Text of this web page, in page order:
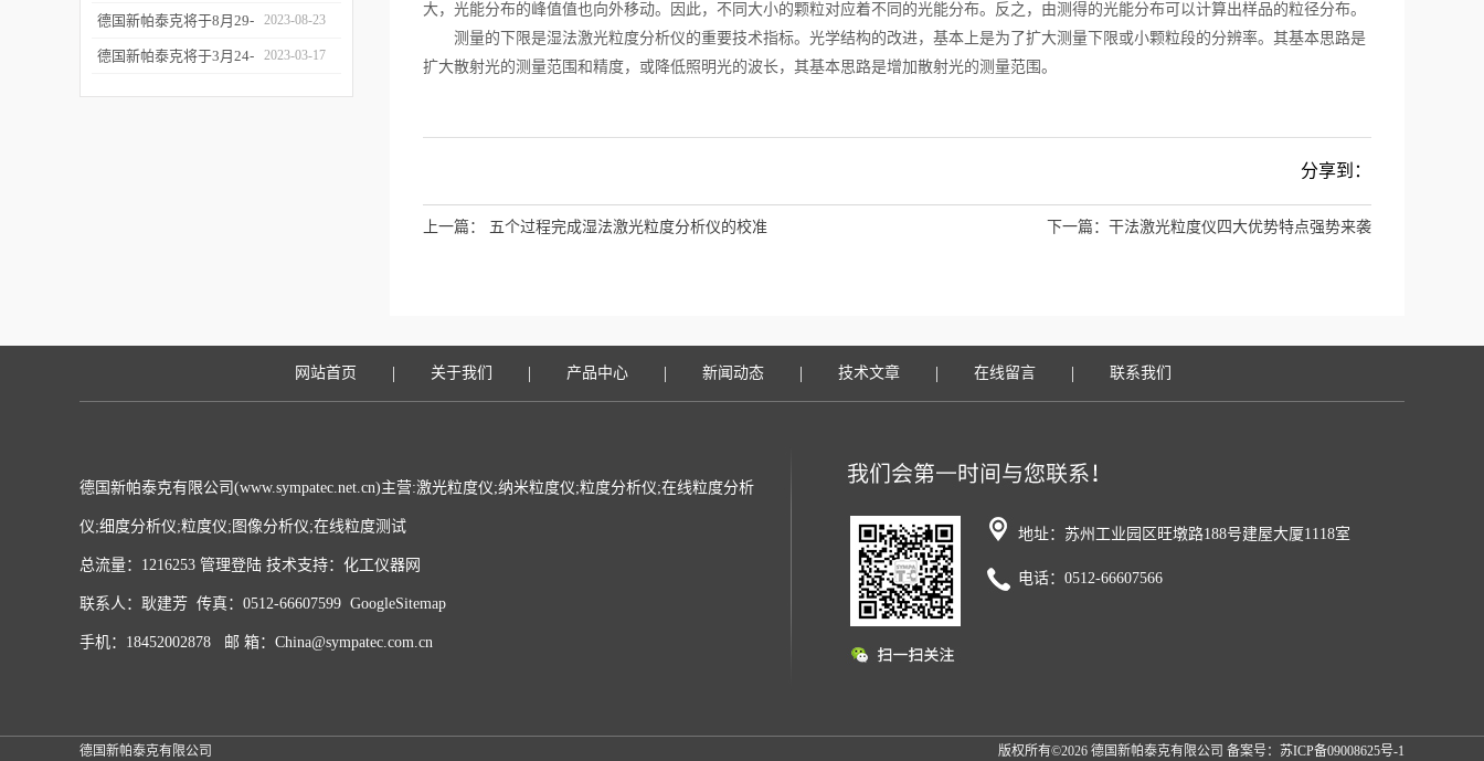
析
未来——新帕泰克中国20
周年
德国新帕泰克将于8月29-
31日参加Formnext 2023
2023-08-23
德国新帕泰克将于3月24- 2023-03-17
大，光能分布的峰值值也向外移动。因此，不同大小的颗粒对应着不同的光能分布。反之，由测得的光能分布可以计算出样品的粒径分布。
测量的下限是湿法激光粒度分析仪的重要技术指标。光学结构的改进，基本上是为了扩大测量下限或小颗粒段的分辨率。其基本思路是
扩大散射光的测量范围和精度，或降低照明光的波长，其基本思路是增加散射光的测量范围。
分享到：
上一篇： 五个过程完成湿法激光粒度分析仪的校准 下一篇： 干法激光粒度仪四大优势特点强势来袭
网站首页 | 关于我们 | 产品中心 | 新闻动态 | 技术文章 | 在线留言 | 联系我们
德国新帕泰克有限公司(www.sympatec.net.cn)主营:激光粒度仪;纳米粒度仪;粒度分析仪;在线粒度分析
仪;细度分析仪;粒度仪;图像分析仪;在线粒度测试
总流量：1216253 管理登陆 技术支持： 化工仪器网
联系人：耿建芳 传真：0512-66607599 GoogleSitemap
手机：18452002878 邮 箱：China@sympatec.com.cn
地址：苏州工业园区旺墩路188号建屋大厦1118室
电话：0512-66607566
德国新帕泰克有限公司 版权所有©2026 德国新帕泰克有限公司 备案号： 苏ICP备09008625号-1